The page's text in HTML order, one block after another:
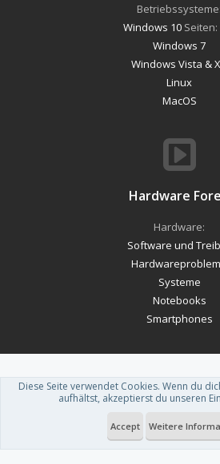
Betriebssysteme:
Windows 10Seiten:
Windows 7
Windows Vista &
Linux
MacOS
Hardware
Hardware:
Software und
Systeme
Notebooks
Smartphones
Forum software by XenForo™-
Theme designed by
Diese Seite verwendet Cookies. Wenn du
aufhältst, akzeptierst du unseren
Accept Weitere